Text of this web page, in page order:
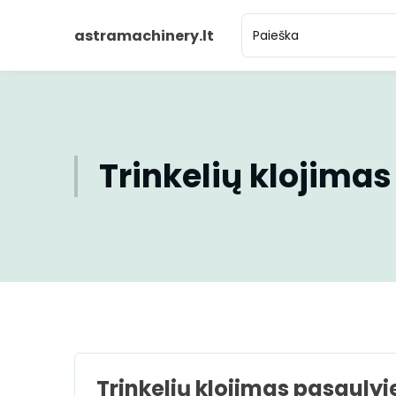
astramachinery.lt
Trinkelių klojimas
Trinkelių klojimas